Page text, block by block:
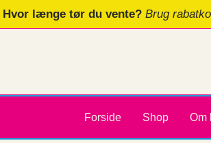
Hvor længe tør du vente? Brug
Forside Shop Om